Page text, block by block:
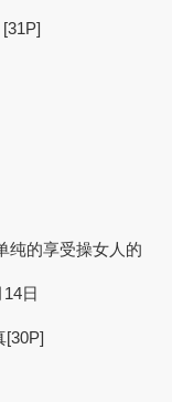
纯的享受操女人的
日
[30P]